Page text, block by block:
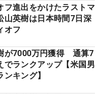
フ進出をかけたラストマ
英樹は日本時間7日深
オフ
が7000万円獲得 通算7
でランクアップ【米国男
ンキング】